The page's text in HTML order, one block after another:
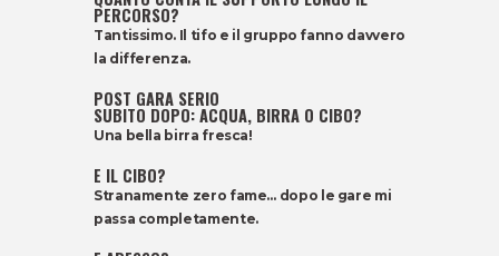
PERCORSO?
Tantissimo. Il tifo e il gruppo fanno davvero
la differenza.
POST GARA SERIO
SUBITO DOPO: ACQUA, BIRRA O CIBO?
Una bella birra fresca!
E IL CIBO?
Stranamente zero fame… dopo le gare mi
passa completamente.